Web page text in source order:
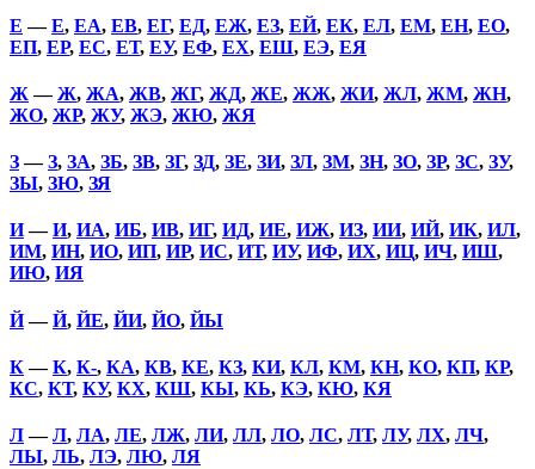
Е —Е, ЕА, ЕВ, ЕГ, ЕД, ЕЖ, ЕЗ, ЕЙ, ЕК, ЕЛ, ЕМ, ЕН, ЕО,
ЕП, ЕР, ЕС, ЕТ, ЕУ, ЕФ, ЕХ, ЕШ, ЕЭ, ЕЯ
Ж —Ж, ЖА, ЖВ, ЖГ, ЖД, ЖЕ, ЖЖ, ЖИ, ЖЛ, ЖМ, ЖН,
ЖО, ЖР, ЖУ, ЖЭ, ЖЮ, ЖЯ
З—З, ЗА, ЗБ, ЗВ, ЗГ, ЗД, ЗЕ, ЗИ, ЗЛ, ЗМ, ЗН, ЗО, ЗР, ЗС, ЗУ,
ЗЫ, ЗЮ, ЗЯ
И—И, ИА, ИБ, ИВ, ИГ, ИД, ИЕ, ИЖ, ИЗ, ИИ, ИЙ, ИК, ИЛ,
ИМ, ИН, ИО, ИП, ИР, ИС, ИТ, ИУ, ИФ, ИХ, ИЦ, ИЧ, ИШ,
ИЮ, ИЯ
Й—Й, ЙЕ, ЙИ, ЙО, ЙЫ
К—К, К-, КА, КВ, КЕ, КЗ, КИ, КЛ, КМ, КН, КО, КП, КР,
КС, КТ, КУ, КХ, КШ, КЫ, КЬ, КЭ, КЮ, КЯ
Л—Л, ЛА, ЛЕ, ЛЖ, ЛИ, ЛЛ, ЛО, ЛС, ЛТ, ЛУ, ЛХ, ЛЧ,
ЛЫ, ЛЬ, ЛЭ, ЛЮ, ЛЯ